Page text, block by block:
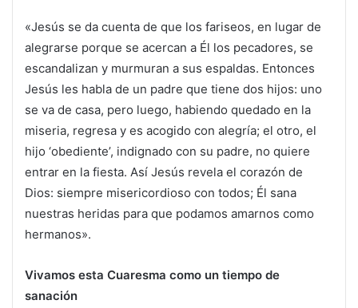
«Jesús se da cuenta de que los fariseos, en lugar de
alegrarse porque se acercan a Él los pecadores, se
escandalizan y murmuran a sus espaldas. Entonces
Jesús les habla de un padre que tiene dos hijos: uno
se va de casa, pero luego, habiendo quedado en la
miseria, regresa y es acogido con alegría; el otro, el
hijo ‘obediente’, indignado con su padre, no quiere
entrar en la fiesta. Así Jesús revela el corazón de
Dios: siempre misericordioso con todos; Él sana
nuestras heridas para que podamos amarnos como
hermanos».
Vivamos esta Cuaresma como un tiempo de
sanación